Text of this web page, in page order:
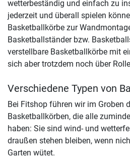
wetterbeständig und einfach zu
jederzeit und überall spielen
Basketballkörbe zur
Basketballständer bzw.
verstellbare Basketballkörbe mit
sich aber trotzdem noch über
Verschiedene Typen von
Bei Fitshop führen wir im Groben
Basketballkörben, die alle
haben: Sie sind wind- und
draußen stehen bleiben, wenn
Garten wütet.